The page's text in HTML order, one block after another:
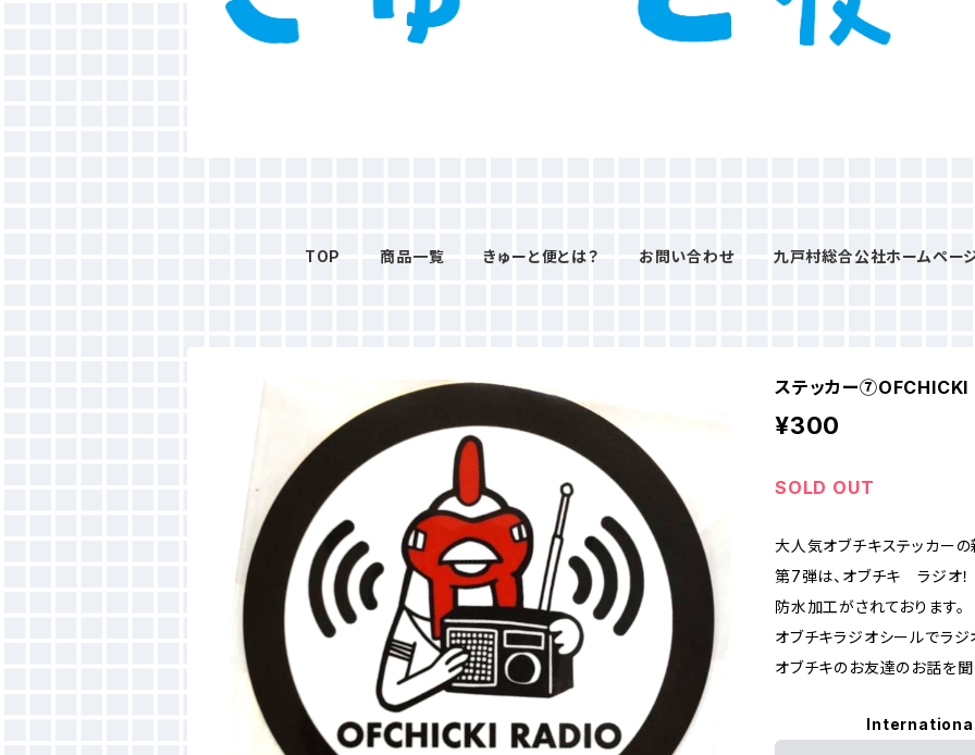
TOP 商品一覧 きゅーと便とは？ お問い合わせ 九戸村総合公社ホームペー
ステッカー⑦OFCHICKI
¥300
SOLD OUT
大人気オブチキステッカーの
第7弾は、オブチキ ラジオ！
防水加工がされております。
オブチキラジオシールでラジ
オブチキのお友達のお話を聞